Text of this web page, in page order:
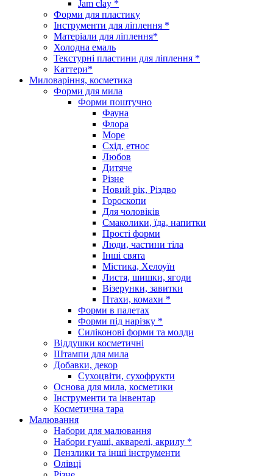
Jam clay *
Форми для пластику
Інструменти для ліплення *
Матеріали для ліплення*
Холодна емаль
Текстурні пластини для ліплення *
Каттери*
Миловаріння, косметика
Форми для мила
Форми поштучно
Фауна
Флора
Море
Схід, етнос
Любов
Дитяче
Різне
Новий рік, Різдво
Гороскопи
Для чоловіків
Смаколики, їда, напитки
Прості форми
Люди, частини тіла
Інші свята
Містика, Хелоуїн
Листя, шишки, ягоди
Візерунки, завитки
Птахи, комахи *
Форми в палетах
Форми під нарізку *
Силіконові форми та молди
Віддушки косметичні
Штампи для мила
Добавки, декор
Сухоцвіти, сухофрукти
Основа для мила, косметики
Інструменти та інвентар
Косметична тара
Малювання
Набори для малювання
Набори гуаші, акварелі, акрилу *
Пензлики та інші інструменти
Олівці